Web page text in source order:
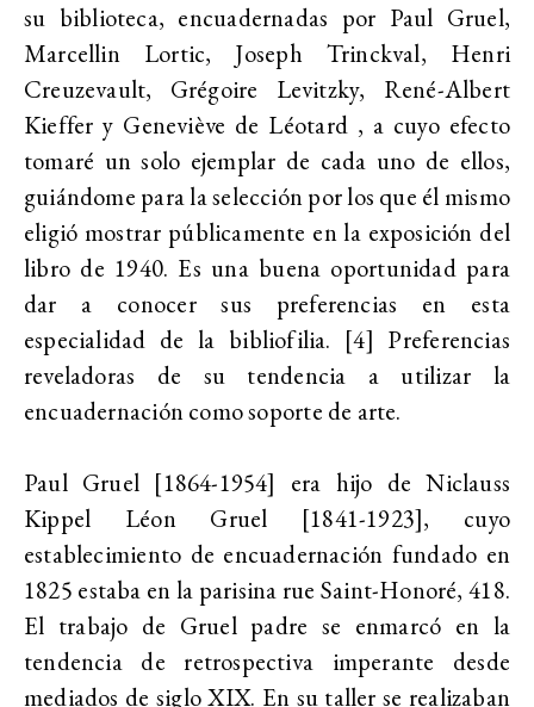
su biblioteca, encuadernadas por Paul Gruel,
Marcellin Lortic, Joseph Trinckval, Henri
Creuzevault, Grégoire Levitzky, René-Albert
Kieffer y Geneviève de Léotard , a cuyo efecto
tomaré un solo ejemplar de cada uno de ellos,
guiándome para la selección por los que él mismo
eligió mostrar públicamente en la exposición del
libro de 1940. Es una buena oportunidad para
dar a conocer sus preferencias en esta
especialidad de la bibliofilia. [4] Preferencias
reveladoras de su tendencia a utilizar la
encuadernación como soporte de arte.
Paul Gruel [1864-1954] era hijo de Niclauss
Kippel Léon Gruel [1841-1923], cuyo
establecimiento de encuadernación fundado en
1825 estaba en la parisina rue Saint-Honoré, 418.
El trabajo de Gruel padre se enmarcó en la
tendencia de retrospectiva imperante desde
mediados de siglo XIX. En su taller se realizaban